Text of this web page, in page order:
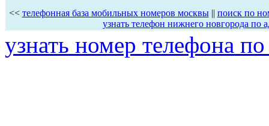
<< телефонная база мобильных номеров москвы|| поиск по
узнать телефон нижнего новгорода по
узнать номер телефона